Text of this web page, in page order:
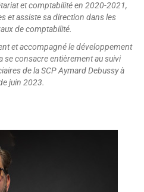
et comptabilité en 2020-2021,
et assiste sa direction dans les
de comptabilité.
et accompagné le développement
se consacre entièrement au suivi
de la SCP Aymard Debussy à
juin 2023.